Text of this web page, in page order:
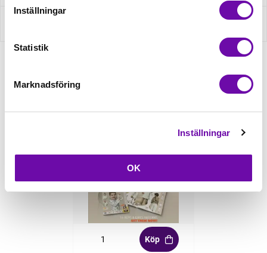
Inställningar
Statistik
Marknadsföring
Inställningar
OK
Relaterade produkter
Köp